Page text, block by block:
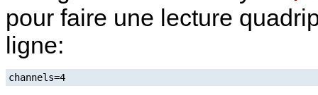
pour faire une lecture
ligne:
channels=4